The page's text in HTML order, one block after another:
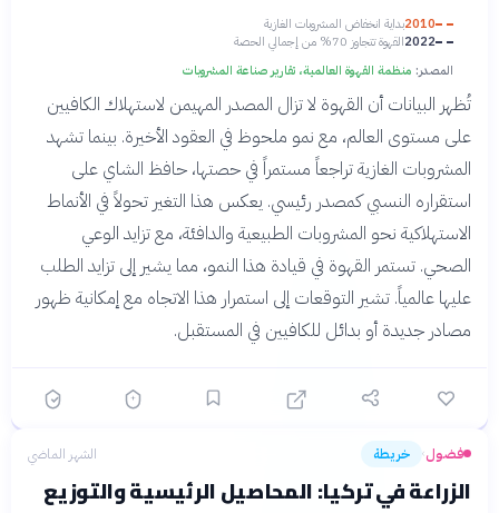
2010بداية انخفاض المشروبات الغازية
2022القهوة تتجاوز 70% من إجمالي الحصة
المصدر: منظمة القهوة العالمية، تقارير صناعة المشروبات
تُظهر البيانات أن القهوة لا تزال المصدر المهيمن لاستهلاك الكافيين
على مستوى العالم، مع نمو ملحوظ في العقود الأخيرة. بينما تشهد
المشروبات الغازية تراجعاً مستمراً في حصتها، حافظ الشاي على
استقراره النسبي كمصدر رئيسي. يعكس هذا التغير تحولاً في الأنماط
الاستهلاكية نحو المشروبات الطبيعية والدافئة، مع تزايد الوعي
الصحي. تستمر القهوة في قيادة هذا النمو، مما يشير إلى تزايد الطلب
عليها عالمياً. تشير التوقعات إلى استمرار هذا الاتجاه مع إمكانية ظهور
مصادر جديدة أو بدائل للكافيين في المستقبل.
فضول› خريطة الشهر الماضي
الزراعة في تركيا: المحاصيل الرئيسية والتوزيع